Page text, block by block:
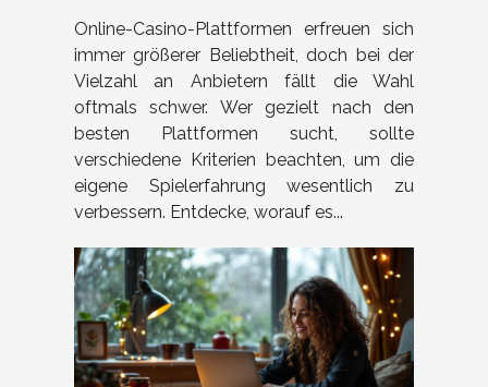
vergleicht?
Online-Casino-Plattformen erfreuen sich
immer größerer Beliebtheit, doch bei der
Vielzahl an Anbietern fällt die Wahl
oftmals schwer. Wer gezielt nach den
besten Plattformen sucht, sollte
verschiedene Kriterien beachten, um die
eigene Spielerfahrung wesentlich zu
verbessern. Entdecke, worauf es...